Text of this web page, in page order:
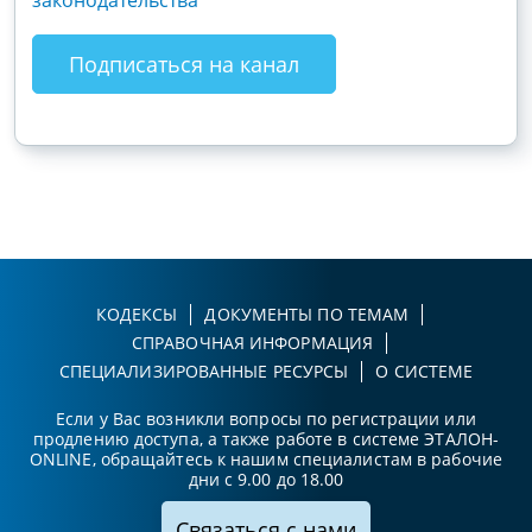
Подписаться на канал
КОДЕКСЫ
ДОКУМЕНТЫ ПО ТЕМАМ
СПРАВОЧНАЯ ИНФОРМАЦИЯ
СПЕЦИАЛИЗИРОВАННЫЕ РЕСУРСЫ
О СИСТЕМЕ
Если у Вас возникли вопросы по регистрации или
продлению доступа, а также работе в системе ЭТАЛОН-
ONLINE, обращайтесь к нашим специалистам в рабочие
дни с 9.00 до 18.00